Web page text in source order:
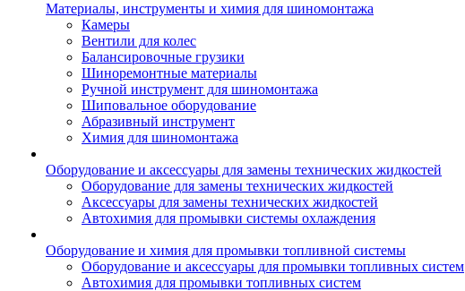
Материалы, инструменты и химия для шиномонтажа
Камеры
Вентили для колес
Балансировочные грузики
Шиноремонтные материалы
Ручной инструмент для шиномонтажа
Шиповальное оборудование
Абразивный инструмент
Химия для шиномонтажа
Оборудование и аксессуары для замены технических жидкостей
Оборудование для замены технических жидкостей
Аксессуары для замены технических жидкостей
Автохимия для промывки системы охлаждения
Оборудование и химия для промывки топливной системы
Оборудование и аксессуары для промывки топливных систем
Автохимия для промывки топливных систем